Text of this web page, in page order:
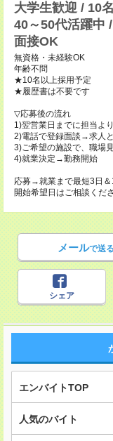
大学生歓迎 / 10
40～50代活躍中
面接OK
無資格・未経験OK
年齢不問
★10名以上採用予定
★履歴書は不要です
▽応募後の流れ
1)翌営業日までに担当よ
2)電話で登録面談→求人
3)ご希望の施設で、職場
4)就業決定→勤務開始
応募→就業まで最短3日＆
開始希望日はご相談くだ
メールで送る
シェア
エンバイトTOP
人気のバイト